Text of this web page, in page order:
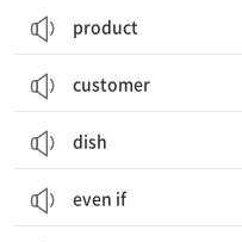
product
customer
dish
even if